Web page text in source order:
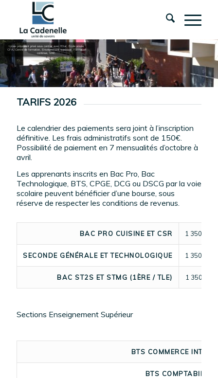
Lycée polyvalent privé sous contrat avec l’Etat, École privée,
CFA, Centre de formation, Enseignement supérieur, Formation
continue, VAE.
TARIFS 2026
Le calendrier des paiements sera joint à l’inscription
définitive. Les frais administratifs sont de 150€.
Possibilité de paiement en 7 mensualités d’octobre à
avril.
Les apprenants inscrits en Bac Pro, Bac
Technologique, BTS, CPGE, DCG ou DSCG par la voie
scolaire peuvent bénéficier d’une bourse, sous
réserve de respecter les conditions de revenus.
BAC PRO CUISINE ET CSR 1 350 €
SECONDE GÉNÉRALE ET TECHNOLOGIQUE 1 350 €
BAC ST2S ET STMG (1ÈRE / TLE) 1 350€
Sections Enseignement Supérieur
BTS COMMERCE
BTS COMPTABILITÉ